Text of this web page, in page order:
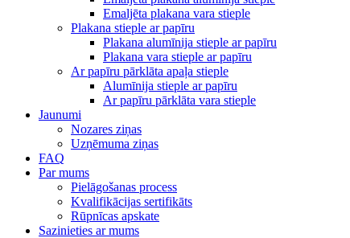
Emaljēta plakana vara stieple
Plakana stieple ar papīru
Plakana alumīnija stieple ar papīru
Plakana vara stieple ar papīru
Ar papīru pārklāta apaļa stieple
Alumīnija stieple ar papīru
Ar papīru pārklāta vara stieple
Jaunumi
Nozares ziņas
Uzņēmuma ziņas
FAQ
Par mums
Pielāgošanas process
Kvalifikācijas sertifikāts
Rūpnīcas apskate
Sazinieties ar mums